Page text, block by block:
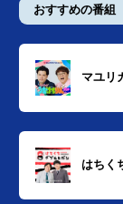
おすすめの番組
マユリ
はちく